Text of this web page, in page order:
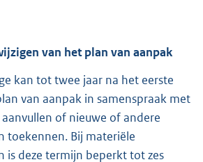
van het plan van aanpak
kan tot twee jaar na het eerste
van aanpak in samenspraak met
of nieuwe of andere
toekennen. Bij materiële
is deze termijn beperkt tot zes